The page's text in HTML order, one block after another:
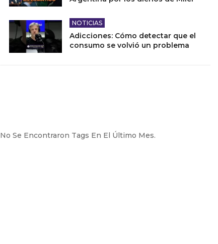
NOTICIAS
Adicciones: Cómo detectar que el
consumo se volvió un problema
No Se Encontraron Tags En El Último Mes.